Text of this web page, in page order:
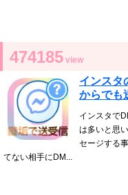
474185 view
インスタ
からでも
インスタで
は多いと思
セージする
てない相手にDM...